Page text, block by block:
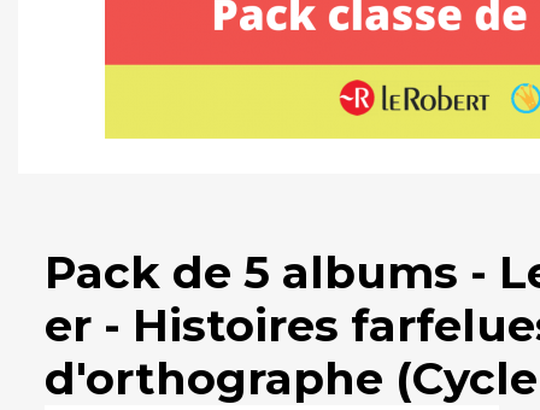
Pack de 5 albums -
er - Histoires
d'orthographe